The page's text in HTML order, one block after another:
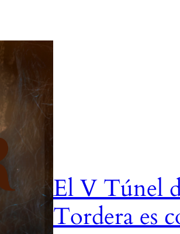
El V Túnel
Tordera es